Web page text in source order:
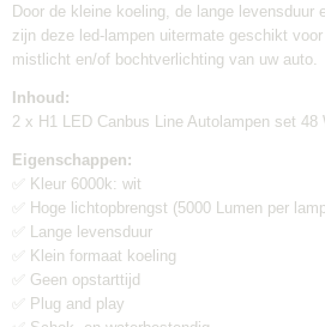
Merk:
TLVX
6 maanden
Geschikt voor:
Auto's
Canbus:
Ja
Lamp voltage:
12V
Lamp wattage:
48W
Door de kleine koeling, de lange levensduur
zijn deze led-lampen uitermate geschikt
mistlicht en/of bochtverlichting van uw auto.
Inhoud:
2 x H1 LED Canbus Line Autolampen set 48
Eigenschappen:
✅ Kleur 6000k: wit
✅ Hoge lichtopbrengst (5000 Lumen per
✅ Lange levensduur
✅ Klein formaat koeling
✅ Geen opstarttijd
✅ Plug and play